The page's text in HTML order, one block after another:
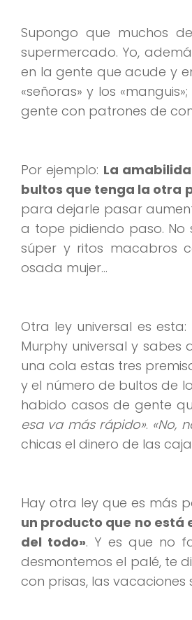
Supongo que muchos
supermercado. Yo,
en la gente que acude y
«señoras» y los
gente con patrones de
Por ejemplo: La
bultos que tenga la otra
para dejarle pasar
a tope pidiendo paso. No
súper y ritos macabros
osada mujer…
Otra ley universal es esta:
Murphy universal y
una cola estas tres
y el número de bultos de
habido casos de gente
esa va más rápido». «No,
chicas el dinero de las
Hay otra ley que es más
un producto que no está
del todo». Y es que no
desmontemos el palé, te
con prisas, las vacaciones